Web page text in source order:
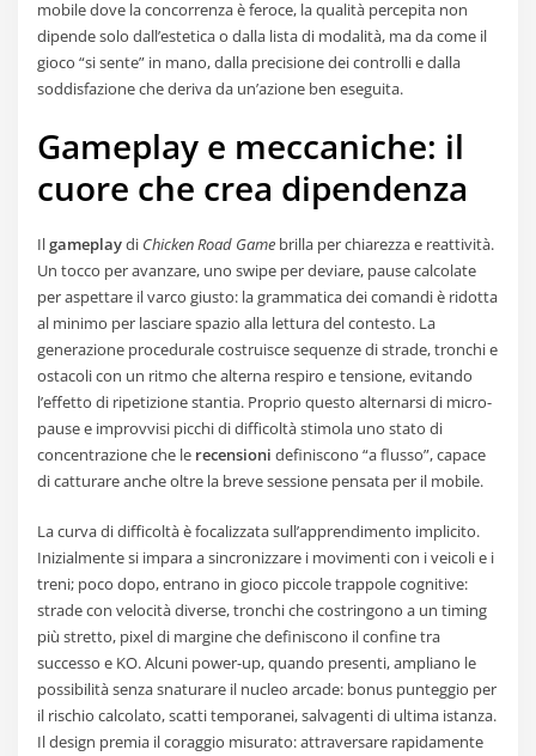
mobile dove la concorrenza è feroce, la qualità percepita non
dipende solo dall’estetica o dalla lista di modalità, ma da come il
gioco “si sente” in mano, dalla precisione dei controlli e dalla
soddisfazione che deriva da un’azione ben eseguita.
Gameplay e meccaniche: il
cuore che crea dipendenza
Ilgameplaydi Chicken Road Game brilla per chiarezza e reattività.
Un tocco per avanzare, uno swipe per deviare, pause calcolate
per aspettare il varco giusto: la grammatica dei comandi è ridotta
al minimo per lasciare spazio alla lettura del contesto. La
generazione procedurale costruisce sequenze di strade, tronchi e
ostacoli con un ritmo che alterna respiro e tensione, evitando
l’effetto di ripetizione stantia. Proprio questo alternarsi di micro-
pause e improvvisi picchi di difficoltà stimola uno stato di
concentrazione che le recensioni definiscono “a flusso”, capace
di catturare anche oltre la breve sessione pensata per il mobile.
La curva di difficoltà è focalizzata sull’apprendimento implicito.
Inizialmente si impara a sincronizzare i movimenti con i veicoli e i
treni; poco dopo, entrano in gioco piccole trappole cognitive:
strade con velocità diverse, tronchi che costringono a un timing
più stretto, pixel di margine che definiscono il confine tra
successo e KO. Alcuni power-up, quando presenti, ampliano le
possibilità senza snaturare il nucleo arcade: bonus punteggio per
il rischio calcolato, scatti temporanei, salvagenti di ultima istanza.
Il design premia il coraggio misurato: attraversare rapidamente